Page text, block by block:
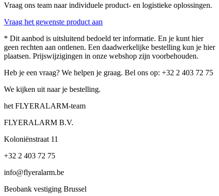
Vraag ons team naar individuele product- en logistieke oplossingen.
Vraag het gewenste product aan
* Dit aanbod is uitsluitend bedoeld ter informatie. En je kunt hier
geen rechten aan ontlenen. Een daadwerkelijke bestelling kun je hier
plaatsen. Prijswijzigingen in onze webshop zijn voorbehouden.
Heb je een vraag? We helpen je graag. Bel ons op: +32 2 403 72 75
We kijken uit naar je bestelling.
het FLYERALARM-team
FLYERALARM B.V.
Koloniënstraat 11
+32 2 403 72 75
info@flyeralarm.be
Beobank vestiging Brussel